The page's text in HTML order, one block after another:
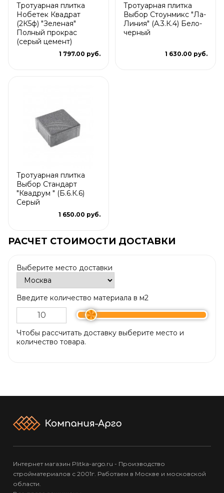
Тротуарная плитка
Нобетек Квадрат
(2К5ф) "Зеленая"
Полный прокрас
(серый цемент)
1 797.00 руб.
Тротуарная плитка
Выбор Стоунмикс "Ла-
Линия" (А.3.К.4) Бело-
черный
1 630.00 руб.
Тротуарная плитка
Выбор Стандарт
"Квадрум " (Б.6.К.6)
Серый
1 650.00 руб.
РАСЧЕТ СТОИМОСТИ ДОСТАВКИ
Выберите место доставки
Введите количество материала в м2
Чтобы рассчитать доставку выберите место и
количество товара.
Интернет магазин Plitka-argo.ru - Производство
стройматериалов с 2001г. Работаем в Москве и московской
области.